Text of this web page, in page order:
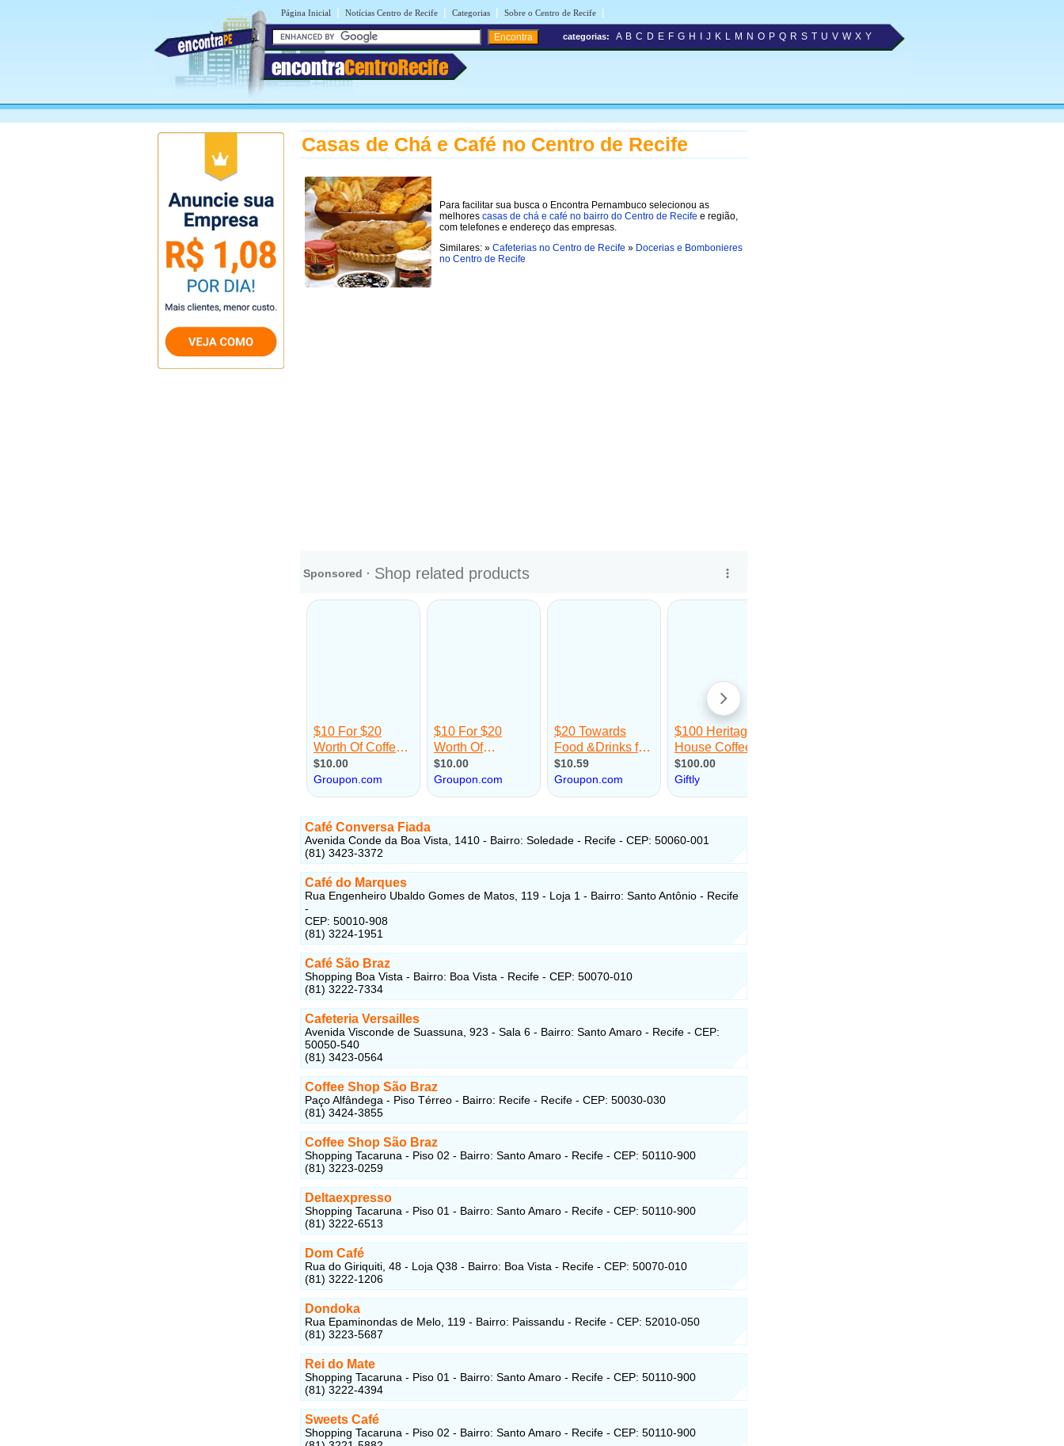
Página Inicial | Notícias Centro de Recife | Categorias | Sobre o Centro de Recife |
encontraCentroRecife
categorias: A B C D E F G H J K L M N O P Q R S T U V W X Y
Casas de Chá e Café no Centro de Recife
Para facilitar sua busca o Encontra Pernambuco selecionou as
melhores casas de chá e café no bairro do Centro de Recife e região,
com telefones e endereço das empresas.
Similares: » Cafeterias no Centro de Recife » Docerias e Bombonieres
no Centro de Recife
Café Conversa Fiada
Avenida Conde da Boa Vista, 1410 - Bairro: Soledade - Recife - CEP: 50060-001
(81) 3423-3372
Café do Marques
Rua Engenheiro Ubaldo Gomes de Matos, 119 - Loja 1 - Bairro: Santo Antônio - Recife
-
CEP: 50010-908
(81) 3224-1951
Café São Braz
Shopping Boa Vista - Bairro: Boa Vista - Recife - CEP: 50070-010
(81) 3222-7334
Cafeteria Versailles
Avenida Visconde de Suassuna, 923 - Sala 6 - Bairro: Santo Amaro - Recife - CEP:
50050-540
(81) 3423-0564
Coffee Shop São Braz
Paço Alfândega - Piso Térreo - Bairro: Recife - Recife - CEP: 50030-030
(81) 3424-3855
Coffee Shop São Braz
Shopping Tacaruna - Piso 02 - Bairro: Santo Amaro - Recife - CEP: 50110-900
(81) 3223-0259
Deltaexpresso
Shopping Tacaruna - Piso 01 - Bairro: Santo Amaro - Recife - CEP: 50110-900
(81) 3222-6513
Dom Café
Rua do Giriquiti, 48 - Loja Q38 - Bairro: Boa Vista - Recife - CEP: 50070-010
(81) 3222-1206
Dondoka
Rua Epaminondas de Melo, 119 - Bairro: Paissandu - Recife - CEP: 52010-050
(81) 3223-5687
Rei do Mate
Shopping Tacaruna - Piso 01 - Bairro: Santo Amaro - Recife - CEP: 50110-900
(81) 3222-4394
Sweets Café
Shopping Tacaruna - Piso 02 - Bairro: Santo Amaro - Recife - CEP: 50110-900